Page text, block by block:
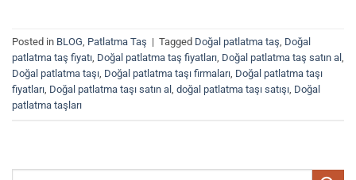
Posted in BLOG, Patlatma Taş | Tagged Doğal patlatma taş, Doğal
patlatma taş fiyatı, Doğal patlatma taş fiyatları, Doğal patlatma taş satın al ,
Doğal patlatma taşı, Doğal patlatma taşı firmaları, Doğal patlatma taşı
fiyatları, Doğal patlatma taşı satın al , doğal patlatma taşı satışı, Doğal
patlatma taşları